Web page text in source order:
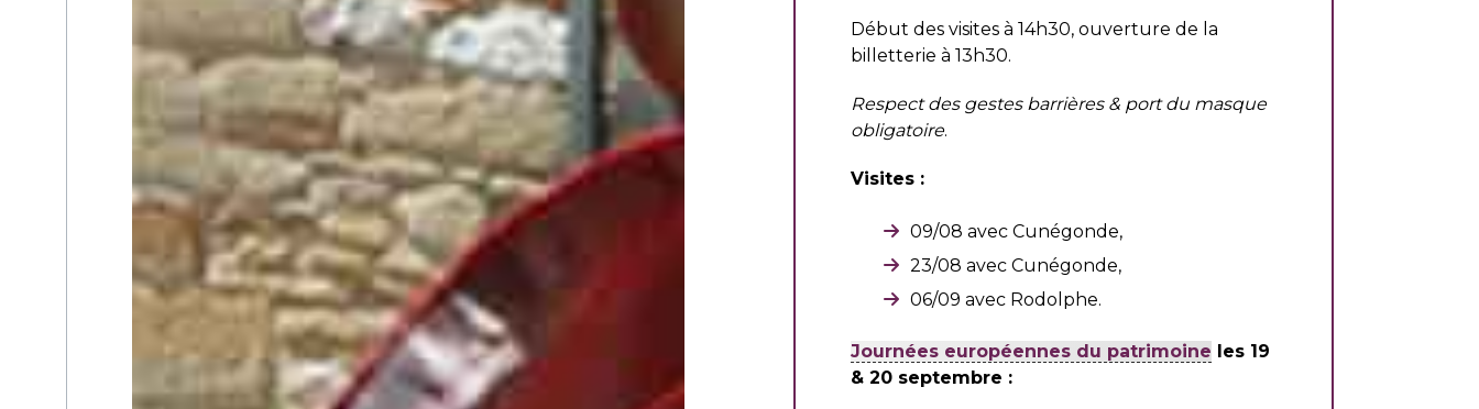
Début des visites à 14h30, ouverture de la
billetterie à 13h30.
Respect des gestes barrières & port du masque
obligatoire.
Visites :
09/08 avec Cunégonde,
23/08 avec Cunégonde,
06/09 avec Rodolphe.
Journées européennes du patrimoine les 19
& 20 septembre :